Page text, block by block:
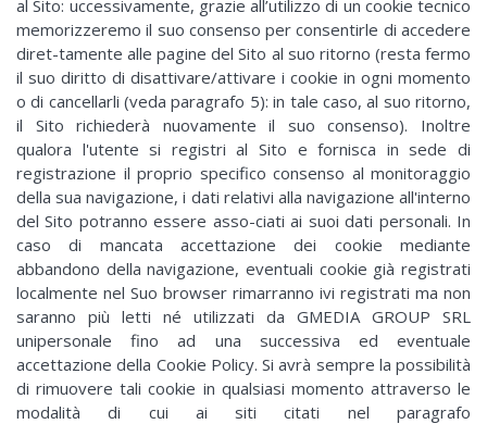
al Sito: uccessivamente, grazie all’utilizzo di un cookie tecnico
memorizzeremo il suo consenso per consentirle di accedere
diret-tamente alle pagine del Sito al suo ritorno (resta fermo
il suo diritto di disattivare/attivare i cookie in ogni momento
o di cancellarli (veda paragrafo 5): in tale caso, al suo ritorno,
il Sito richiederà nuovamente il suo consenso). Inoltre
qualora l'utente si registri al Sito e fornisca in sede di
registrazione il proprio specifico consenso al monitoraggio
della sua navigazione, i dati relativi alla navigazione all'interno
del Sito potranno essere asso-ciati ai suoi dati personali. In
caso di mancata accettazione dei cookie mediante
abbandono della navigazione, eventuali cookie già registrati
localmente nel Suo browser rimarranno ivi registrati ma non
saranno più letti né utilizzati da GMEDIA GROUP SRL
unipersonale fino ad una successiva ed eventuale
accettazione della Cookie Policy. Si avrà sempre la possibilità
di rimuovere tali cookie in qualsiasi momento attraverso le
modalità di cui ai siti citati nel paragrafo